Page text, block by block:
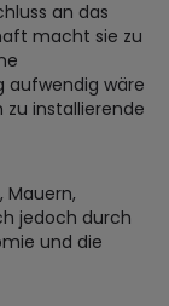
an das
macht sie zu
aufwendig wäre
installierende
Mauern,
jedoch durch
und die